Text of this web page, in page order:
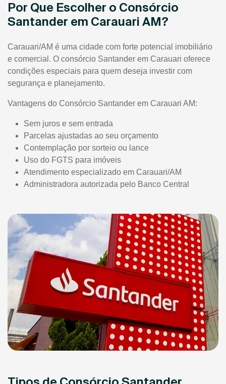
Por Que Escolher o Consórcio
Santander em Carauari AM?
Carauari/AM é uma cidade com forte potencial imobiliário
e comercial. O consórcio Santander em Carauari oferece
condições especiais para quem deseja investir com
segurança e planejamento.
Vantagens do Consórcio Santander em Carauari AM:
Sem juros e sem entrada
Parcelas ajustadas ao seu orçamento
Contemplação por sorteio ou lance
Uso do FGTS para imóveis
Atendimento especializado em Carauari/AM
Administradora autorizada pelo Banco Central